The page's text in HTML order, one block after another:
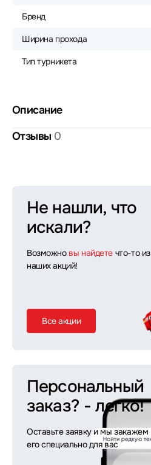
Бренд
Ширина прохода
Тип турникета
Описание
Отзывы 0
Не нашли, что
искали?
Возможно вы найдете что-то из
наших акций!
Все акции
Персональный
заказ? - легко!
Оставьте заявку и мы закажем
его специально для вас